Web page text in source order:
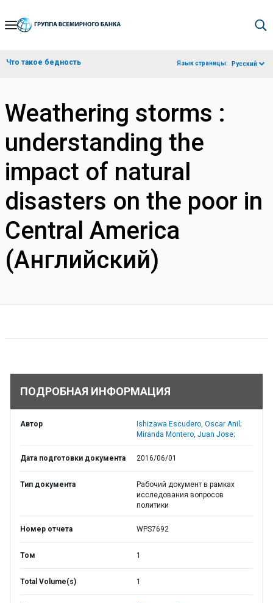
Skip
Navigation
Что такое бедность Язык страницы: Русский
Weathering storms :
understanding the
impact of natural
disasters on the poor in
Central America
(Английский)
ПОДРОБНАЯ ИНФОРМАЦИЯ
Автор
Ishizawa Escudero, Oscar Anil;
Miranda Montero, Juan Jose;
Дата подготовки документа 2016/06/01
Тип документа
Рабочий документ в рамках
исследования вопросов
политики
Номер отчета WPS7692
Том 1
Total Volume(s) 1